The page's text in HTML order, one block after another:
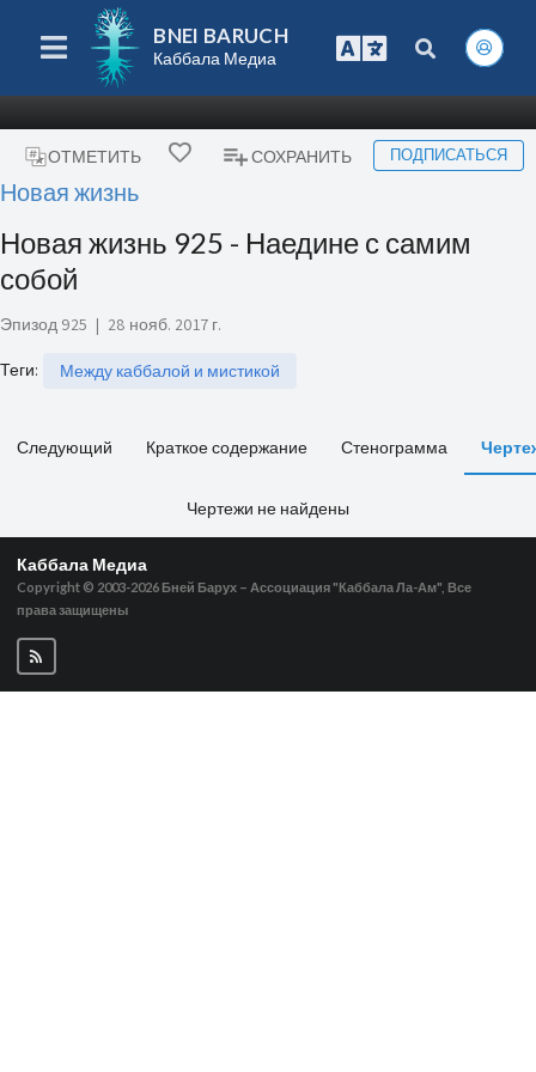
BNEI BARUCH
Каббала Медиа
ОТМЕТИТЬ СОХРАНИТЬ ПОДПИСАТЬСЯ
Новая жизнь
Новая жизнь 925 - Наедине с самим
собой
Эпизод 925 | 28 нояб. 2017 г.
Теги: Между каббалой и мистикой
Следующий Краткое содержание Стенограмма
Чертежи не найдены
Каббала Медиа
Copyright © 2003-2026 Бней Барух – Ассоциация "Каббала Ла-Ам", Все
права защищены